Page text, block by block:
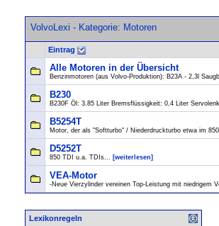
VolvoLexi - Kategorie: Motoren
Eintrag
Alle Motoren in der Übersicht
Benzinmotoren (aus Volvo-Produktion): B23A - 2,3l
B230
B230F Öl: 3.85 Liter Bremsflüssigkeit: 0,4 Liter
B5254T
Motor, der als "Softturbo" / Niederdruckturbo etwa im
D5252T
850 TDI u.a. TDIs... [weiterlesen]
VEA-Motor
-Neue Vierzylinder vereinen Top-Leistung mit niedrigem
Lexikonregeln